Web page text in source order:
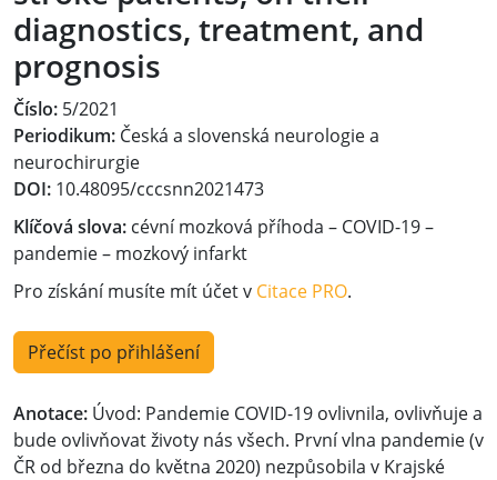
diagnostics, treatment, and
prognosis
Číslo: 5/2021
Periodikum: Česká a slovenská neurologie a
neurochirurgie
DOI: 10.48095/cccsnn2021473
Klíčová slova: cévní mozková příhoda – COVID-19 –
pandemie – mozkový infarkt
Pro získání musíte mít účet v Citace PRO.
Přečíst po přihlášení
Anotace: Úvod: Pandemie COVID-19 ovlivnila, ovlivňuje a
bude ovlivňovat životy nás všech. První vlna pandemie (v
ČR od března do května 2020) nezpůsobila v Krajské